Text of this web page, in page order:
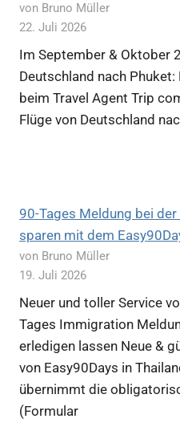
von Bruno Müller
22. Juli 2026
Im September & Oktober
Deutschland nach
beim Travel Agent Trip
Flüge von Deutschland
90-Tages Meldung bei
sparen mit dem
von Bruno Müller
19. Juli 2026
Neuer und toller Service
Tages Immigration
erledigen lassen Neue &
von Easy90Days in
übernimmt die
(Formular